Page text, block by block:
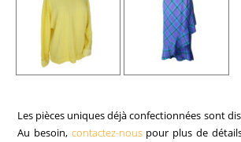
Les pièces uniques déjà confectionnées sont
Au besoin, contactez-nouspour plus de